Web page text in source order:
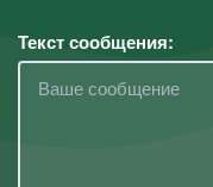
Текст сообщения: